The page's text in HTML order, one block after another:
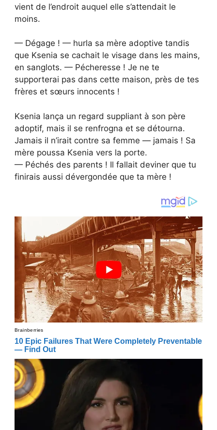
vient de l’endroit auquel elle s’attendait le
moins.
— Dégage ! — hurla sa mère adoptive tandis
que Ksenia se cachait le visage dans les mains,
en sanglots. — Pécheresse ! Je ne te
supporterai pas dans cette maison, près de tes
frères et sœurs innocents !
Ksenia lança un regard suppliant à son père
adoptif, mais il se renfrogna et se détourna.
Jamais il n’irait contre sa femme — jamais ! Sa
mère poussa Ksenia vers la porte.
— Péchés des parents ! Il fallait deviner que tu
finirais aussi dévergondée que ta mère !